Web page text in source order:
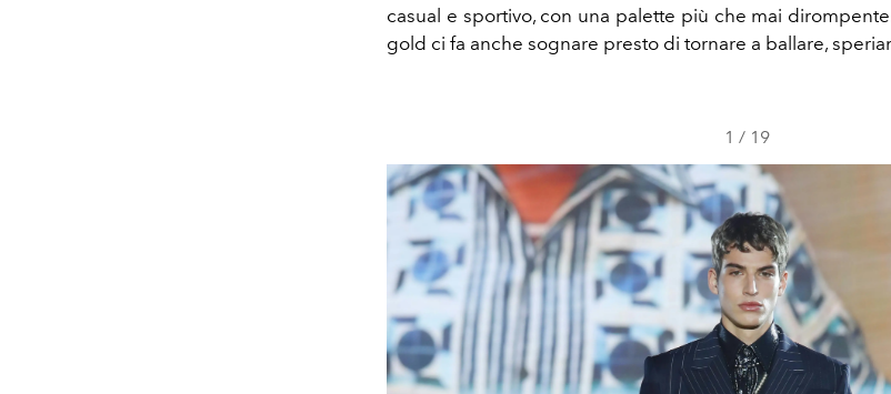
casual e sportivo, con una palette più che mai
gold ci fa anche sognare presto di tornare a ballare,
1 / 19